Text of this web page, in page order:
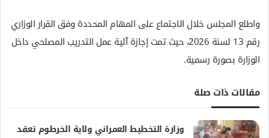
واطلع المجلس خلال الاجتماع على المهام المحددة وفق القرار الوزاري
رقم 13 لسنة 2026، حيث تمت إجازة آلية عمل التدريب المصلحي داخل
الوزارة بصورة رسمية.
مقالات ذات صلة
وزارة التخطيط العمراني ولاية الخرطوم تعقد